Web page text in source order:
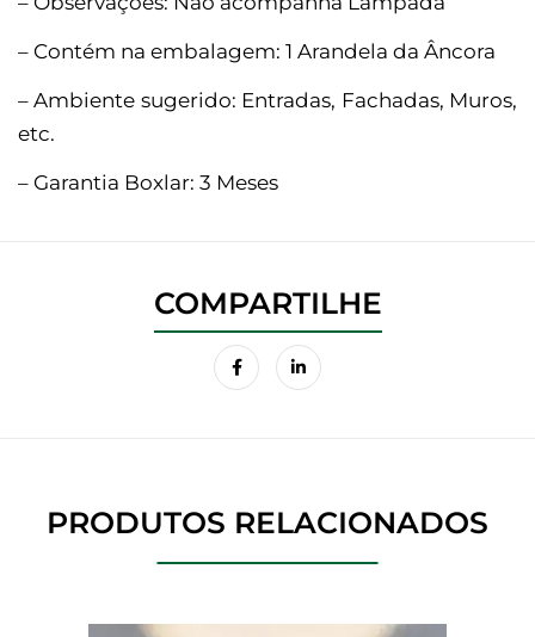
– Contém na embalagem: 1 Arandela da Âncora
– Ambiente sugerido: Entradas, Fachadas, Muros,
etc.
– Garantia Boxlar: 3 Meses
PRODUTOS RELACIONADOS